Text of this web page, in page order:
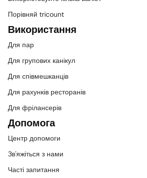
Порівняй tricount
Використання
Для пар
Для групових канікул
Для співмешканців
Для рахунків ресторанів
Для фрілансерів
Допомога
Центр допомоги
Зв'яжіться з нами
Часті запитання